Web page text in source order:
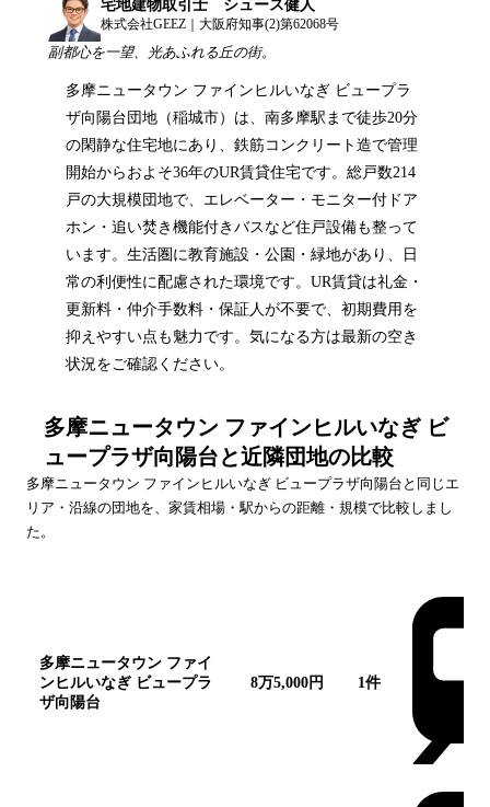
宅地建物取引士 シュース健人
株式会社GEEZ｜大阪府知事(2)第62068号
副都心を一望、光あふれる丘の街。
多摩ニュータウン ファインヒルいなぎ ビュープラ
ザ向陽台団地（稲城市）は、南多摩駅まで徒歩20分
の閑静な住宅地にあり、鉄筋コンクリート造で管理
開始からおよそ36年のUR賃貸住宅です。総戸数214
戸の大規模団地で、エレベーター・モニター付ドア
ホン・追い焚き機能付きバスなど住戸設備も整って
います。生活圏に教育施設・公園・緑地があり、日
常の利便性に配慮された環境です。UR賃貸は礼金・
更新料・仲介手数料・保証人が不要で、初期費用を
抑えやすい点も魅力です。気になる方は最新の空き
状況をご確認ください。
多摩ニュータウン ファインヒルいなぎ ビ
ュープラザ向陽台と近隣団地の比較
多摩ニュータウン ファインヒルいなぎ ビュープラザ向陽台 と同じエ
リア・沿線の団地を、家賃相場・駅からの距離・規模で比較しまし
た。
多摩ニュータウン ファイ
ンヒルいなぎ ビュープラ
ザ向陽台
8万5,000円 1件